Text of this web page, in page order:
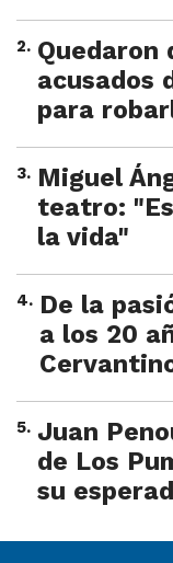
2. Quedaron
acusados
para
3. Miguel
teatro:
la vida"
4. De la
a los 20
5. Juan
de Los
su